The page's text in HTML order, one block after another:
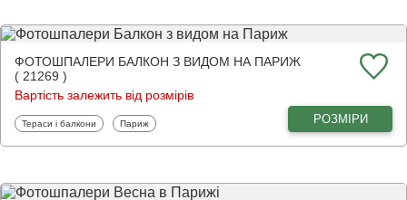
ФОТОШПАЛЕРИ БАЛКОН З ВИДОМ НА ПАРИЖ
( 21269 )
Вартість залежить від розмірів
Фотошпалери
Тераси і балкони Фотошпалери
Париж РОЗМІРИ